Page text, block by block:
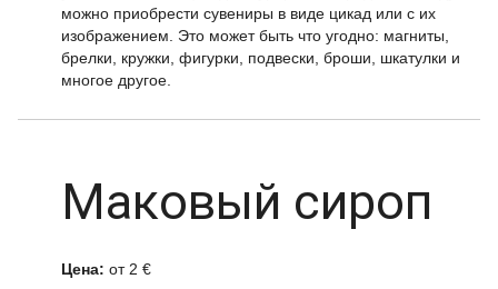
можно приобрести сувениры в виде цикад или с их
изображением. Это может быть что угодно: магниты,
брелки, кружки, фигурки, подвески, броши, шкатулки и
многое другое.
Маковый сироп
Цена: от 2 €